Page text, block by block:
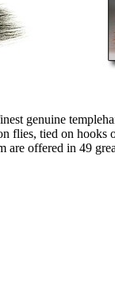
genuine
flies, tied on hooks
are offered in 49